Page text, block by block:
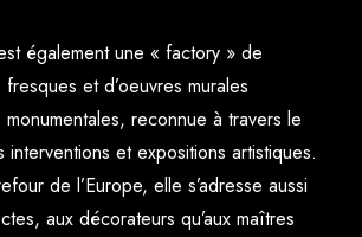
également une « factory » de
et d’oeuvres murales
reconnue à travers le
interventions et expositions artistiques.
de l’Europe, elle s’adresse aussi
aux décorateurs qu’aux maîtres